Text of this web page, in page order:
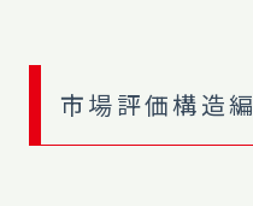
市場評価構造編